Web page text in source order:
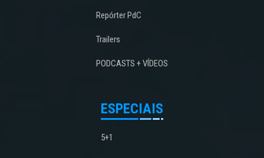
Repórter PdC
Trailers
PODCASTS + VÍDEOS
ESPECIAIS
5+1